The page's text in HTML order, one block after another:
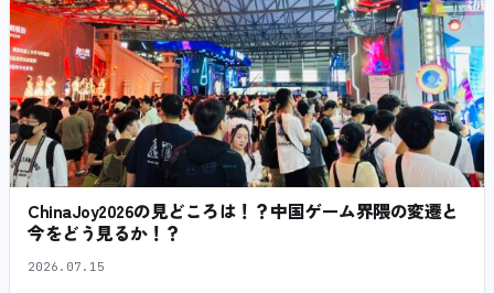
ChinaJoy2026の見どころは！？中国ゲーム界隈の変遷と
今をどう見るか！？
2026.07.15